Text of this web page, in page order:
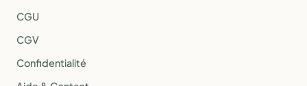
CGU
CGV
Confidentialité